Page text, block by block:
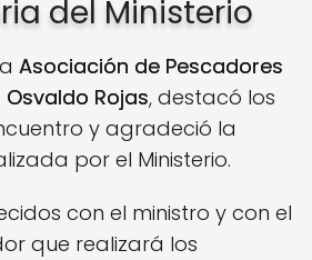
del Ministerio
Asociación de Pescadores
Osvaldo Rojas, destacó los
y agradeció la
por el Ministerio.
con el ministro y con el
que realizará los